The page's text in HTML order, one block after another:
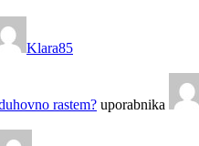
Klara85
rastem? uporabnika